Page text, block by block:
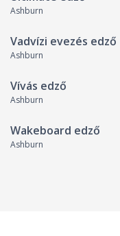
Ashburn
Vadvízi evezés edző
Ashburn
Vívás edző
Ashburn
Wakeboard edző
Ashburn